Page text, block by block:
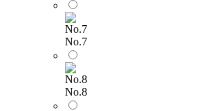
No.7
No.8